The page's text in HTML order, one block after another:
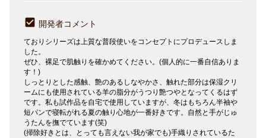
開発者コメント
ておりシリーズは上質な普段使いをコンセプトにプロデュースしま
した。
ぜひ、裸足で肌触りを確かめてください。(個人的に一番自信ありま
す！)
しっとりとした感触、艶のあるしなやかさ、触れた部分は保湿クリ
ームにも使用されている羊の脂分がうつり艶つやとなってくるはず
です。私も試作品を自宅で使用していますが、冬はもちろん半袖や
短パンで寝転がれる夏の触り心地が一番好きです。自然と手がじゅ
うたんを撫でています(笑)
(掃除好きとは、とっても言えない我が家でも)手織りされているた